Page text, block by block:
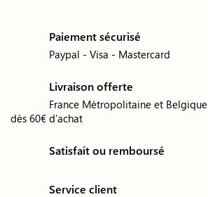
Paiement sécurisé
Paypal - Visa - Mastercard
Livraison offerte
France Métropolitaine et Belgique
dès 60€ d'achat
Satisfait ou remboursé
Service client